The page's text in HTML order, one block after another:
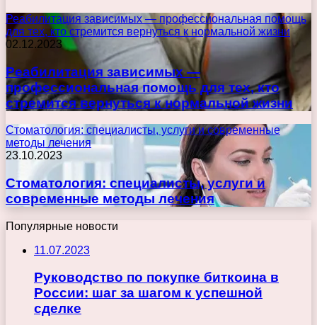
Реабилитация зависимых — профессиональная помощь
для тех, кто стремится вернуться к нормальной жизни
02.12.2023
Реабилитация зависимых —
профессиональная помощь для тех, кто
стремится вернуться к нормальной жизни
Стоматология: специалисты, услуги и современные
методы лечения
23.10.2023
Стоматология: специалисты, услуги и
современные методы лечения
Популярные новости
11.07.2023
Руководство по покупке биткоина в
России: шаг за шагом к успешной
сделке